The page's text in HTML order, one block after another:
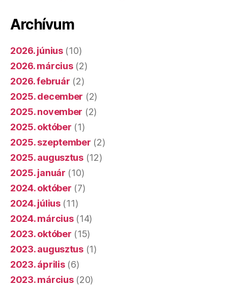
Archívum
2026. június(10)
2026. március(2)
2026. február (2)
2025. december (2)
2025. november (2)
2025. október (1)
2025. szeptember (2)
2025. augusztus(12)
2025. január (10)
2024. október (7)
2024. július(11)
2024. március(14)
2023. október (15)
2023. augusztus(1)
2023. április(6)
2023. március(20)